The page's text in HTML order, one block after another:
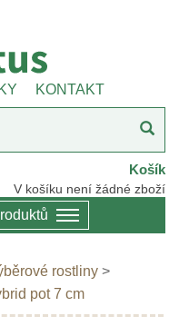
KONTAKT
Košík
V košíku není žádné zboží
rostliny >
pot 7 cm